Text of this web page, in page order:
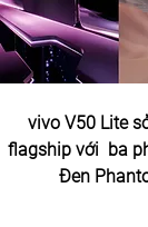
vivo V50 Lite
flagship với  ba
Đen